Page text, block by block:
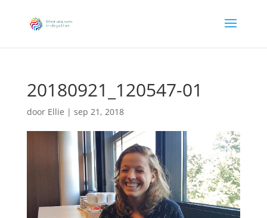
20180921_120547-01
door Ellie | sep 21, 2018